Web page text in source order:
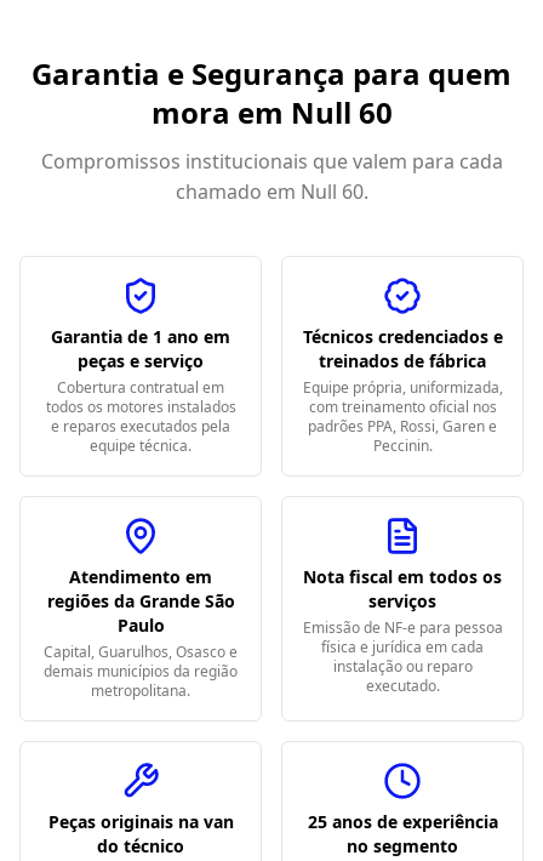
Garantia e Segurança para quem
mora em Null 60
Compromissos institucionais que valem para cada
chamado em Null 60.
Garantia de 1 ano em
peças e serviço
Cobertura contratual em
todos os motores instalados
e reparos executados pela
equipe técnica.
Técnicos credenciados e
treinados de fábrica
Equipe própria, uniformizada,
com treinamento oficial nos
padrões PPA, Rossi, Garen e
Peccinin.
Atendimento em
regiões da Grande São
Paulo
Capital, Guarulhos, Osasco e
demais municípios da região
metropolitana.
Nota fiscal em todos os
serviços
Emissão de NF-e para pessoa
física e jurídica em cada
instalação ou reparo
executado.
Peças originais na van
do técnico
25 anos de experiência
no segmento